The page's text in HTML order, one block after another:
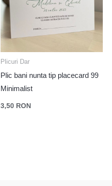
Plicuri Dar
Plic bani nunta tip placecard 99
Minimalist
3,50 RON